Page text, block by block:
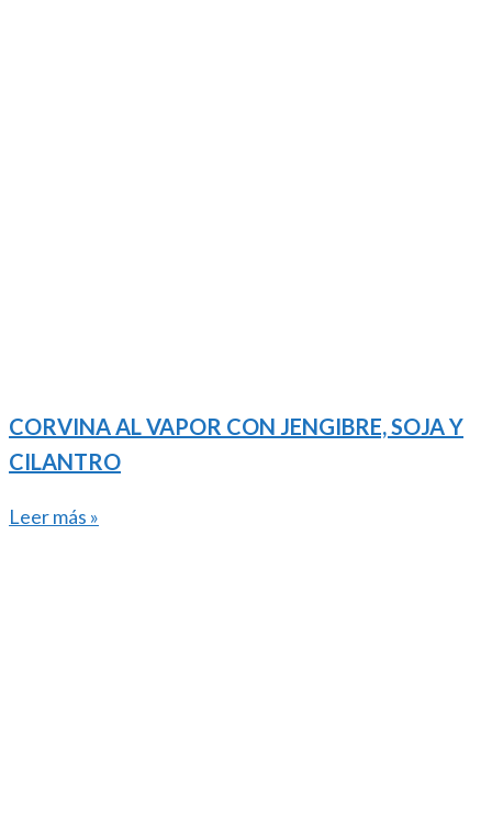
CORVINA AL VAPOR CON JENGIBRE, SOJA Y
CILANTRO
Leer más »